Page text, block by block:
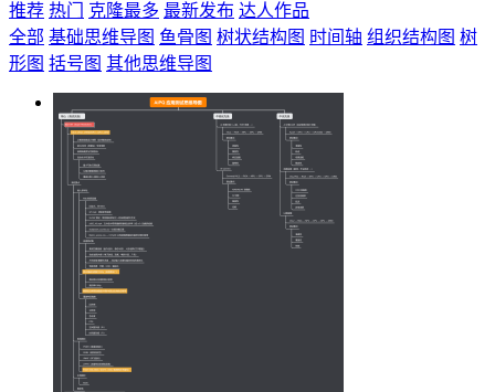
推荐 热门 克隆最多 最新发布 达人作品
全部 基础思维导图 鱼骨图 树状结构图 时间轴 组织结构图 树
形图 括号图 其他思维导图